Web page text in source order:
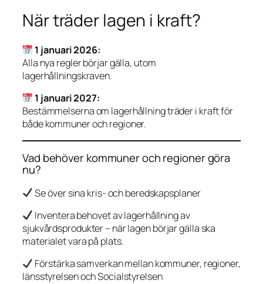
När träder lagen i kraft?
1 januari 2026:
Alla nya regler börjar gälla, utom
lagerhållningskraven.
1 januari 2027:
Bestämmelserna om lagerhållning träder i kraft för
både kommuner och regioner.
Vad behöver kommuner och regioner göra
nu?
Se över sina kris- och beredskapsplaner
Inventera behovet av lagerhållning av
sjukvårdsprodukter – när lagen börjar gälla ska
materialet vara på plats.
Förstärka samverkan mellan kommuner, regioner,
länsstyrelsen och Socialstyrelsen